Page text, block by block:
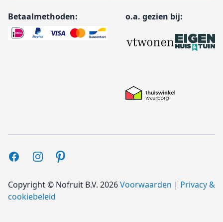
Betaalmethoden: o.a. gezien bij:
FacebookInstagramPinterest
Copyright © Nofruit B.V. 2026Voorwaarden | Privacy &
cookiebeleid